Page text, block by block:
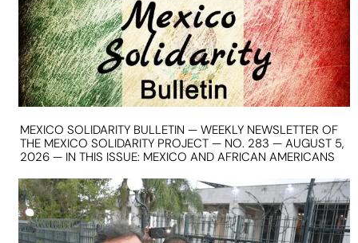
MEXICO SOLIDARITY BULLETIN — WEEKLY NEWSLETTER OF
THE MEXICO SOLIDARITY PROJECT — NO. 283 — AUGUST 5,
2026 — IN THIS ISSUE: MEXICO AND AFRICAN AMERICANS